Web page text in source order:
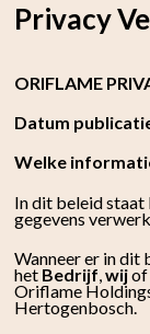
Privacy
ORIFLAME
Datum
Welke
In dit beleid staat
gegevens
Wanneer er in dit
het Bedrijf,wijof
Oriflame
Hertogenbosch.